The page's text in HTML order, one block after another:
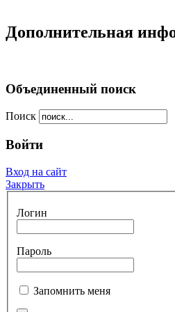
Дополнительная
Объединенный поиск
Поиск
Войти
Вход на сайт
Закрыть
Логин
Пароль
Запомнить меня